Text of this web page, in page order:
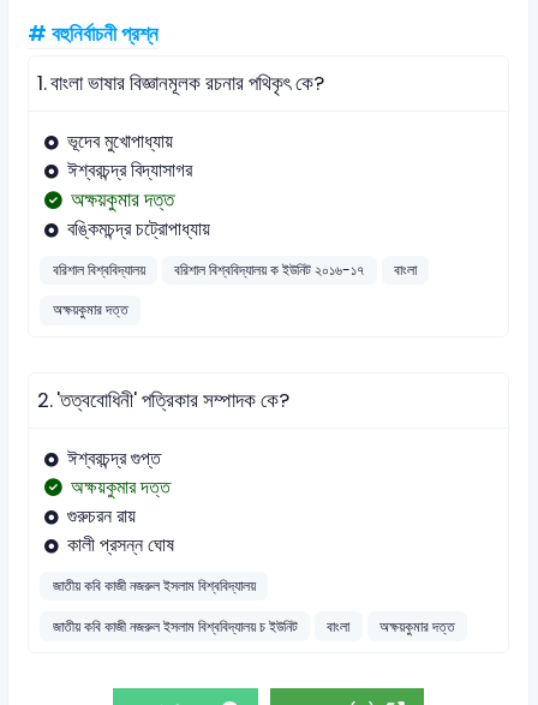
# বহুনির্বাচনী প্রশ্ন
1.বাংলা ভাষার বিজ্ঞানমূলক রচনার পথিকৃৎ কে?
ভূদেব মুখোপাধ্যায়
ঈশ্বরচন্দ্র বিদ্যাসাগর
অক্ষয়কুমার দত্ত
বঙ্কিমচন্দ্র চট্রোপাধ্যায়
বরিশাল বিশ্ববিদ্যালয় বরিশাল বিশ্ববিদ্যালয় ক ইউনিট ২০১৬-১৭
বাংলা
অক্ষয়কুমার দত্ত
2.'তত্ববোধিনী' পত্রিকার সম্পাদক কে?
ঈশ্বরচন্দ্র গুপ্ত
অক্ষয়কুমার দত্ত
গুরুচরন রায়
কালী প্রসন্ন ঘোষ
জাতীয় কবি কাজী নজরুল ইসলাম বিশ্ববিদ্যালয়
জাতীয় কবি কাজী নজরুল ইসলাম বিশ্ববিদ্যালয় চ ইউনিট
বাংলা অক্ষয়কুমার দত্ত